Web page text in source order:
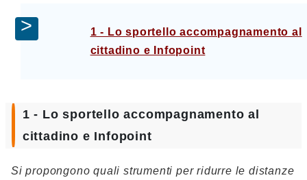
1 - Lo sportello accompagnamento al
cittadino e Infopoint
1 - Lo sportello accompagnamento al
cittadino e Infopoint
Si propongono quali strumenti per ridurre le distanze